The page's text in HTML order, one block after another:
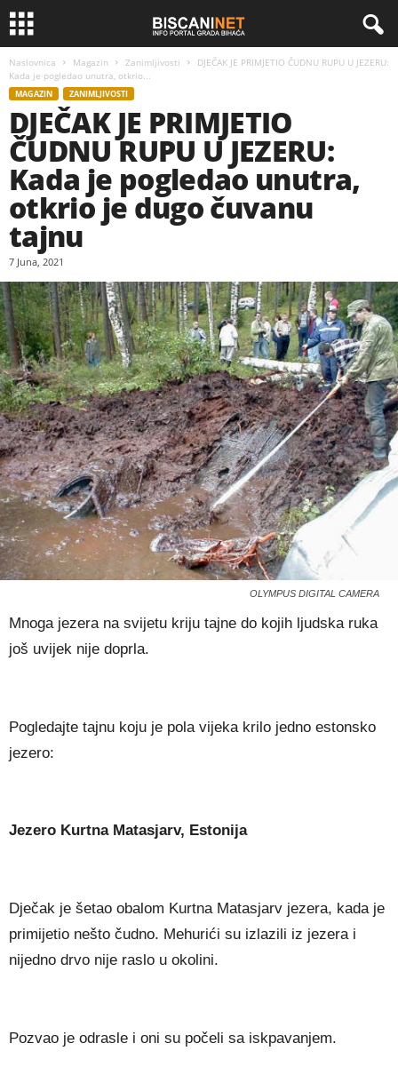
Naslovnica Magazin Zanimljivosti
DJEČAK JE PRIMJETIO ČUDNU RUPU U JEZERU:
Kada je pogledao unutra, otkrio...
MAGAZIN ZANIMLJIVOSTI
DJEČAK JE PRIMJETIO
ČUDNU RUPU U JEZERU:
Kada je pogledao unutra,
otkrio je dugo čuvanu
tajnu
7 Juna, 2021
OLYMPUS DIGITAL CAMERA
Mnoga jezera na svijetu kriju tajne do kojih ljudska ruka
još uvijek nije doprla.
Pogledajte tajnu koju je pola vijeka krilo jedno estonsko
jezero:
Jezero Kurtna Matasjarv, Estonija
Dječak je šetao obalom Kurtna Matasjarv jezera, kada je
primijetio nešto čudno. Mehurići su izlazili iz jezera i
nijedno drvo nije raslo u okolini.
Pozvao je odrasle i oni su počeli sa iskpavanjem.